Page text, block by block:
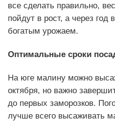
все сделать правильно,
пойдут в рост, а через год
богатым урожаем.
Оптимальные сроки
На юге малину можно
октября, но важно
до первых заморозков.
лучше всего высаживать